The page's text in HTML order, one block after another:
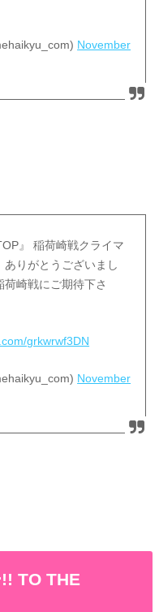
November
』 稲荷崎戦クライマ
りがとうございまし
崎戦にご期待下さ
grkwrwf3DN
November
TO THE